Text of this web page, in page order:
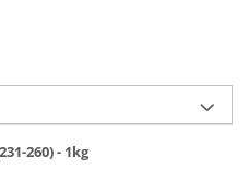
260) - 1kg